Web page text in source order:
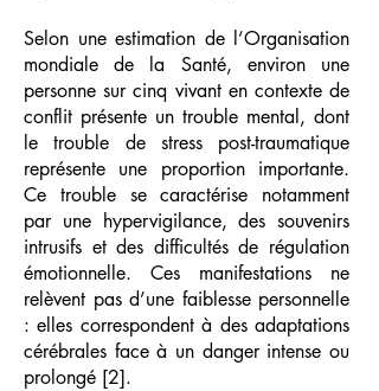
Selon une estimation de l’Organisation
mondiale de la Santé, environ une
personne sur cinq vivant en contexte de
conflit présente un trouble mental, dont
le trouble de stress post-traumatique
représente une proportion importante.
Ce trouble se caractérise notamment
par une hypervigilance, des souvenirs
intrusifs et des difficultés de régulation
émotionnelle. Ces manifestations ne
relèvent pas d’une faiblesse personnelle
: elles correspondent à des adaptations
cérébrales face à un danger intense ou
prolongé [2].